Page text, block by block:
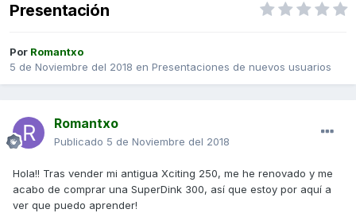
Presentación
Por Romantxo
5 de Noviembre del 2018 en Presentaciones de nuevos usuarios
Romantxo
Publicado 5 de Noviembre del 2018
Hola!! Tras vender mi antigua Xciting 250, me he renovado y me
acabo de comprar una SuperDink 300, así que estoy por aquí a
ver que puedo aprender!